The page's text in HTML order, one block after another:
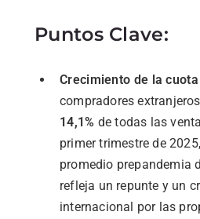
Puntos Clave:
Crecimiento de la
compradoresextranjeros
14,1% detodas las
primertrimestrede
promedio prepandemia
refleja un repunte y un
internacional por las